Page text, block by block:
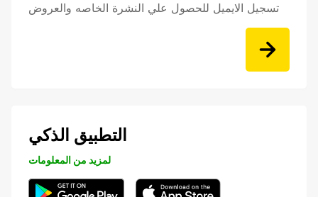
تسجيل الايميل للحصول علي النشرة الخاصه والعروض
التطبيق الذكي
لمزيد من المعلومات